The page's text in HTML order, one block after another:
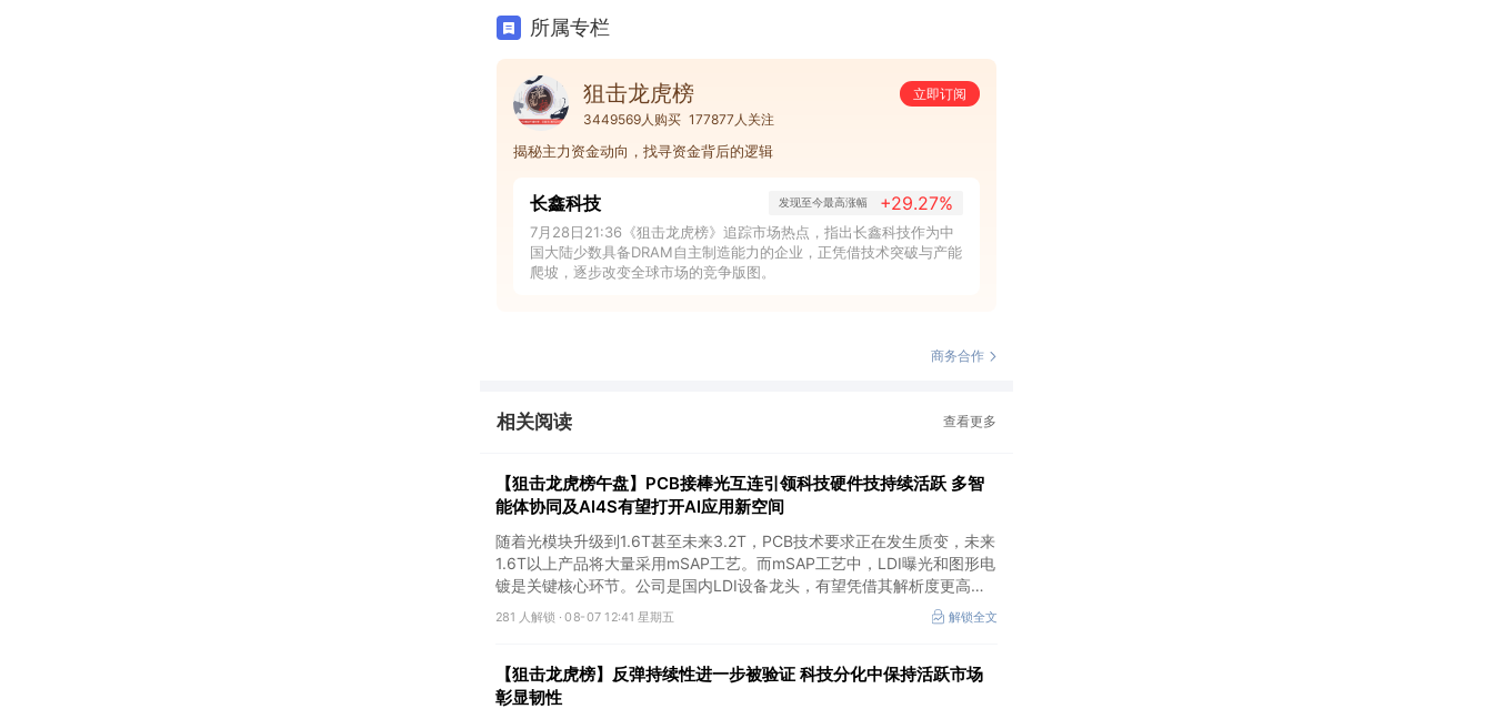
所属专栏
狙击龙虎榜
立即订阅
3449569人购买 177877人关注
揭秘主力资金动向，找寻资金背后的逻辑
长鑫科技 发现至今最高涨幅 +29.27%
7月28日21:36《狙击龙虎榜》追踪市场热点，指出长鑫科技作为中
国大陆少数具备DRAM自主制造能力的企业，正凭借技术突破与产能
爬坡，逐步改变全球市场的竞争版图。
商务合作
相关阅读 查看更多
【狙击龙虎榜午盘】PCB接棒光互连引领科技硬件技持续活跃 多智
能体协同及AI4S有望打开AI应用新空间
随着光模块升级到1.6T甚至未来3.2T，PCB技术要求正在发生质变，未来
1.6T以上产品将大量采用mSAP工艺。而mSAP工艺中，LDI曝光和图形电
镀是关键核心环节。公司是国内LDI设备龙头，有望凭借其解析度更高的
LDI技术，成为不可或缺的关键“铲子股”。
281 人解锁 ·08-07 12:41 星期五 解锁全文
【狙击龙虎榜】反弹持续性进一步被验证 科技分化中保持活跃市场
彰显韧性